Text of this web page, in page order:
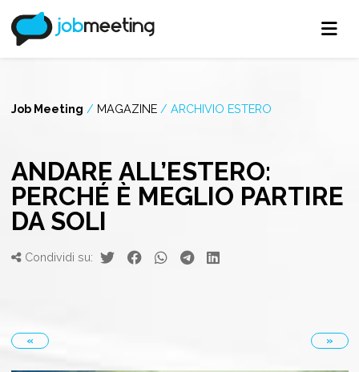
Job Meeting / MAGAZINE / ARCHIVIO ESTERO
ANDARE ALL’ESTERO:
PERCHÉ È MEGLIO PARTIRE
DA SOLI
Condividi su:
« »